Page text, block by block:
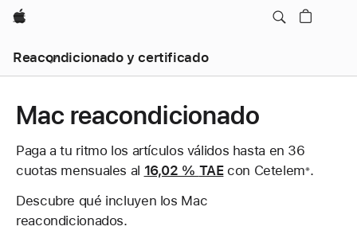
Apple
Reacondicionado y certificado
Mac reacondicionado
Paga a tu ritmo los artículos válidos hasta en 36
cuotas mensuales al 16,02 % TAEcon Cetelem※Nota
.
Descubre qué incluyen los Mac
reacondicionados.